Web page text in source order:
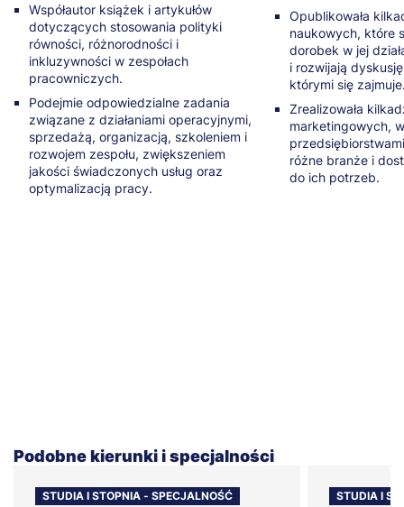
Współautor książek i artykułów
dotyczących stosowania polityki
równości, różnorodności i
inkluzywności w zespołach
pracowniczych.
Podejmie odpowiedzialne zadania
związane z działaniami operacyjnymi,
sprzedażą, organizacją, szkoleniem i
rozwojem zespołu, zwiększeniem
jakości świadczonych usług oraz
optymalizacją pracy.
Opublikowała
naukowych, które
dorobek w jej
i rozwijają
którymi się
Zrealizowała
marketingowych,
różne branże i
do ich potrzeb.
Podobne kierunki i specjalności
STUDIA I STOPNIA - SPECJALNOŚĆ STUDIA I